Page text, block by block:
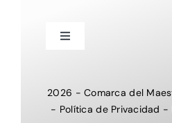
Toggle
Nosotros
2026 -Comarca del
- Política de Privacidad -